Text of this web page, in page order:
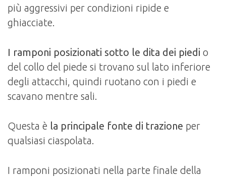
più aggressivi per condizioni ripide e
ghiacciate.
I ramponi posizionati sotto le dita dei piedi o
del collo del piede si trovano sul lato inferiore
degli attacchi, quindi ruotano con i piedi e
scavano mentre sali.
Questa è la principale fonte di trazione per
qualsiasi ciaspolata.
I ramponi posizionati nella parte finale della